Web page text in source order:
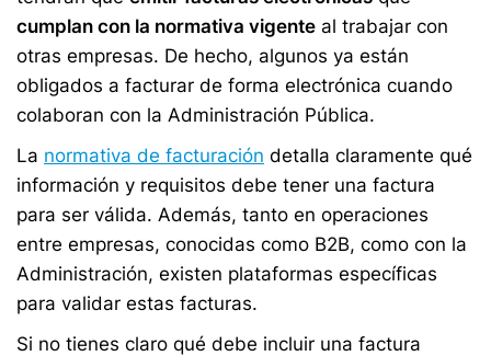
cumplan con la normativa vigente al trabajar con
otras empresas. De hecho, algunos ya están
obligados a facturar de forma electrónica cuando
colaboran con la Administración Pública.
La normativa de facturación detalla claramente qué
información y requisitos debe tener una factura
para ser válida. Además, tanto en operaciones
entre empresas, conocidas como B2B, como con la
Administración, existen plataformas específicas
para validar estas facturas.
Si no tienes claro qué debe incluir una factura